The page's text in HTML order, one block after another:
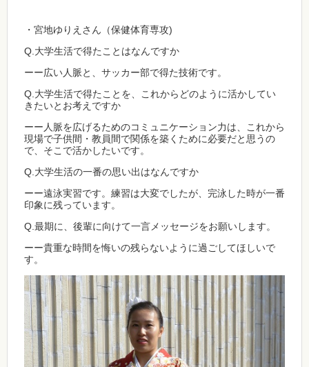
・宮地ゆりえさん（保健体育専攻)
Q.大学生活で得たことはなんですか
ーー広い人脈と、サッカー部で得た技術です。
Q.大学生活で得たことを、これからどのように活かしてい
きたいとお考えですか
ーー人脈を広げるためのコミュニケーション力は、これから
現場で子供間・教員間で関係を築くために必要だと思うの
で、そこで活かしたいです。
Q.大学生活の一番の思い出はなんですか
ーー遠泳実習です。練習は大変でしたが、完泳した時が一番
印象に残っています。
Q.最期に、後輩に向けて一言メッセージをお願いします。
ーー貴重な時間を悔いの残らないように過ごしてほしいで
す。